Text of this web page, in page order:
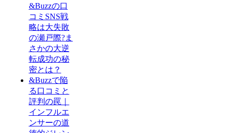
&Buzzの口
コミSNS戦
略は大失敗
の瀬戸際?ま
さかの大逆
転成功の秘
密とは？
&Buzzで陥
る口コミと
評判の罠｜
インフルエ
ンサーの道